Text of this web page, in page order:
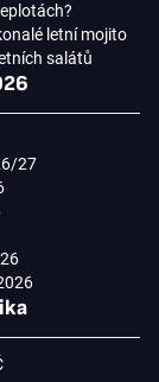
letní mojito
salátů
27